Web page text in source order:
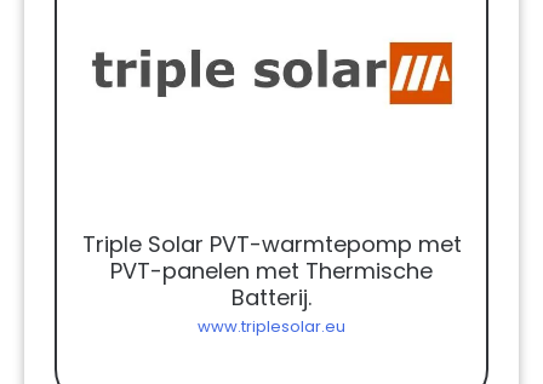
Triple Solar PVT-warmtepomp met
PVT-panelen met Thermische
Batterij.
www.triplesolar.eu